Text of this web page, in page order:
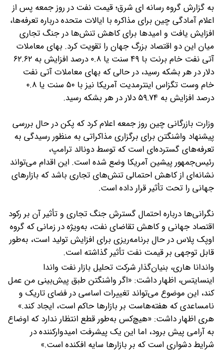
به گزارش گروه رسانه ای شرق؛ قیمت نفت در روز جمعه پس از
اعلام آمادگی چین برای مذاکره با ایالات متحده درباره تعرفه‌ها،
افزایش یافت و امیدها برای کاهش تنش‌ها در جنگ تجاری
میان این دو اقتصاد بزرگ جهان را تقویت کرد. بهای معاملات
آتی نفت خام برنت با ۴۹ سنت یا ۰.۸ درصد افزایش به ۶۲.۶۲
دلار در هر بشکه رسید، در حالی که بهای معاملات آتی نفت
خام وست تگزاس اینترمدیت آمریکا نیز با ۵۰ سنت یا ۰.۸
درصد افزایش به ۵۹.۷۴ دلار در هر بشکه رسید.
وزارت بازرگانی چین روز جمعه اعلام کرد که پکن در حال بررسی
پیشنهاد واشنگتن برای برگزاری مذاکراتی به منظور رسیدگی به
تعرفه‌های گسترده‌ای است که توسط دونالد ترامپ،
رئیس‌جمهور پیشین آمریکا وضع شده است. این اقدام می‌تواند
نشانه‌ای از کاهش احتمالی تنش‌های تجاری باشد که بازارهای
جهانی را تحت تأثیر قرار داده است.
نگرانی‌ها درباره احتمال گسترش جنگ تجاری و تأثیر آن بر رکود
اقتصاد جهانی و کاهش تقاضای نفت، به‌ویژه در زمانی که گروه
اوپک پلاس در حال برنامه‌ریزی برای افزایش تولید است، به‌طور
قابل توجهی بر قیمت نفت تأثیر گذاشته است.
واندانا هاری، بنیان‌گذار شرکت تحلیل بازار نفت واندا
اینسایتس، اظهار داشت: «اگر واشنگتن طبق پیش‌بینی من عمل
کند، این موضوع می‌تواند تغییرات اساسی در فضای تاریک و
نامساعدی که هفته‌هاست بر بازارها حاکم است، ایجاد کند.»
هری اظهار داشت: «هیچ‌کس به‌طور قطع انتظار ندارد که اوضاع
به آرامی پیش برود، اما این یک پیشرفت امیدوارکننده در
شرایط دشواری است که بر بازارها سایه افکنده است.»